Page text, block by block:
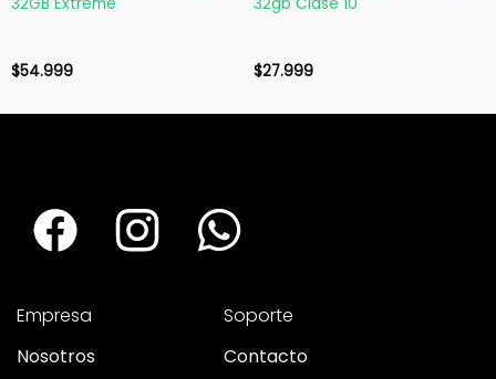
32GB Extreme
$54.999
32gb Clase 10
$27.999
Empresa
Nosotros
Soporte
Contacto